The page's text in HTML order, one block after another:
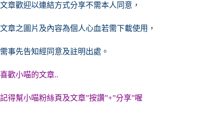
文章歡迎以連結方式分享不需本人同意，
文章之圖片及內容為個人心血若需下載使用，
需事先告知經同意及註明出處。
喜歡小喵的文章..
記得幫小喵粉絲頁及文章”按讚”+”分享”喔